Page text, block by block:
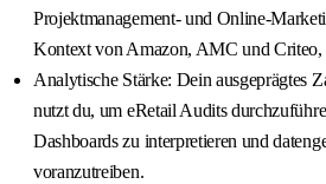
Projektmanagement- und Online-
Kontext von Amazon, AMC und Criteo,
Analytische Stärke: Dein ausgeprägtes
nutzt du, um eRetail Audits
Dashboards zu interpretieren und
voranzutreiben.